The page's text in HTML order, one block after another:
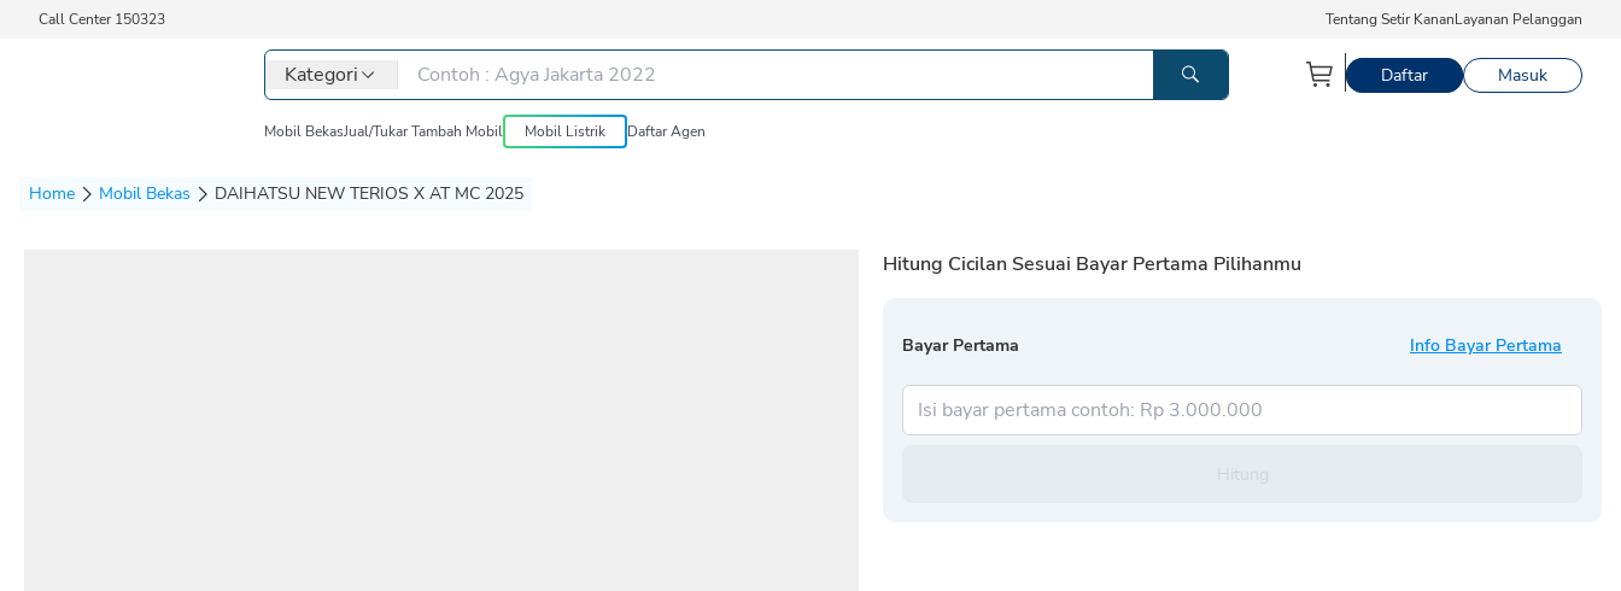
Call Center 150323 Tentang Setir KananLayanan Pelanggan
Kategori Daftar Masuk
Mobil BekasJual/Tukar Tambah Mobil Mobil Listrik Daftar Agen
Home Mobil Bekas DAIHATSU NEW TERIOS X AT MC 2025
Hitung Cicilan Sesuai Bayar Pertama Pilihanmu
Bayar Pertama Info Bayar Pertama